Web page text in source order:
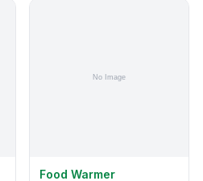
Food Warmer